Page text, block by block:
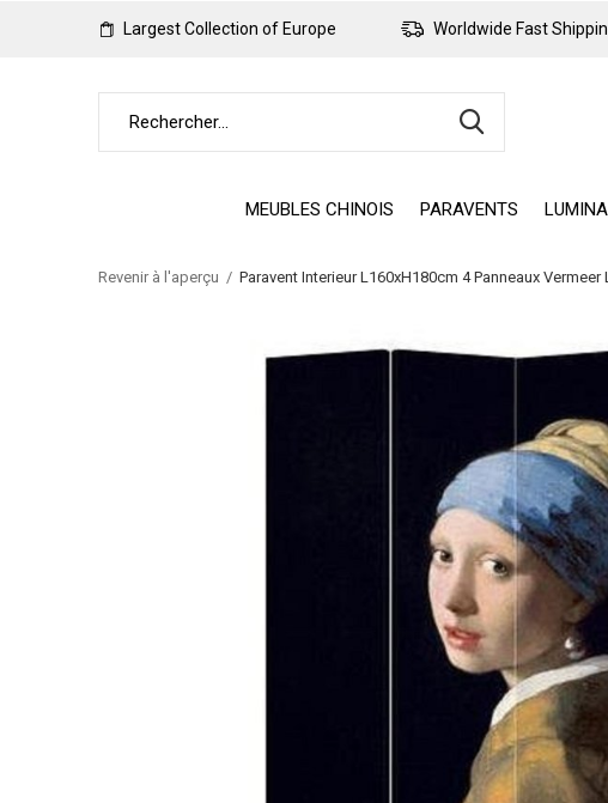
MEUBLES CHINOIS PARAVENTS
Largest Collection of Europe Worldwide Fast
Revenir à l'aperçu Paravent Interieur L160xH180cm 4 Panneaux Vermeer